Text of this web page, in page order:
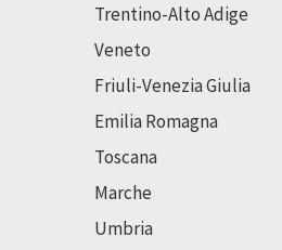
Trentino-Alto Adige
Veneto
Friuli-Venezia Giulia
Emilia Romagna
Toscana
Marche
Umbria